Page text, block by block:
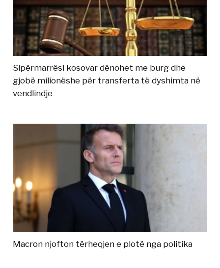
Sipërmarrësi kosovar dënohet me burg dhe
gjobë milionëshe për transferta të dyshimta në
vendlindje
Macron njofton tërheqjen e plotë nga politika